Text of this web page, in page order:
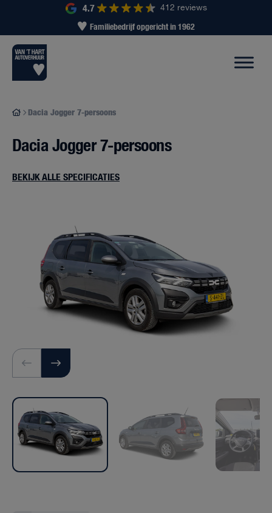
4.7
412 reviews
Wagenpark met 500+ voertuigen
Dacia Jogger 7-persoons
Dacia Jogger 7-persoons
BEKIJK ALLE SPECIFICATIES